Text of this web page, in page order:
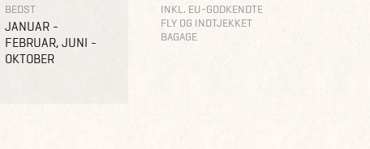
BEDST
JANUAR -
FEBRUAR, JUNI -
OKTOBER
INKL. EU-GODKENDTE
FLY OG INDTJEKKET
BAGAGE